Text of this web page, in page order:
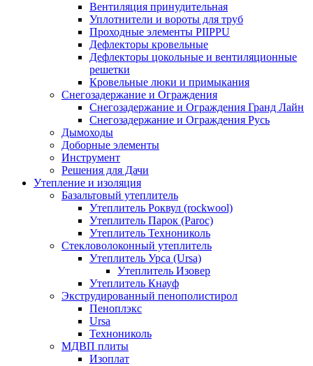
Вентиляция принудительная
Уплотнители и вороты для труб
Проходные элементы PIIPPU
Дефлекторы кровельные
Дефлекторы цокольные и вентиляционные
решетки
Кровельные люки и примыкания
Снегозадержание и Ограждения
Снегозадержание и Ограждения Гранд Лайн
Снегозадержание и Ограждения Русь
Дымоходы
Доборные элементы
Инструмент
Решения для Дачи
Утепление и изоляция
Базальтовый утеплитель
Утеплитель Роквул (rockwool)
Утеплитель Парок (Paroc)
Утеплитель Технониколь
Стекловолоконный утеплитель
Утеплитель Урса (Ursa)
Утеплитель Изовер
Утеплитель Кнауф
Экструдированный пенополистирол
Пеноплэкс
Ursa
Технониколь
МДВП плиты
Изоплат